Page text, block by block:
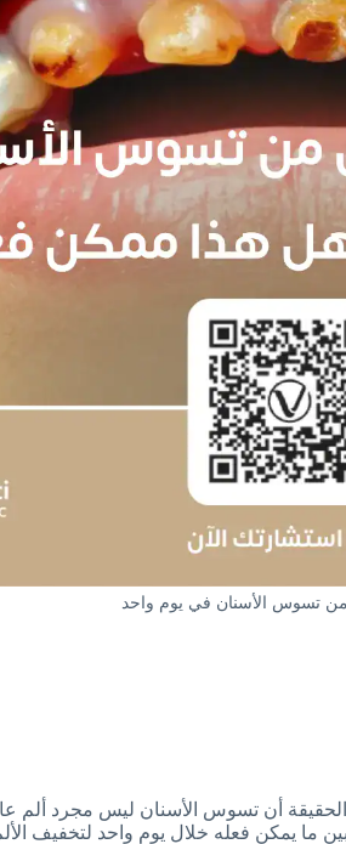
تسوس الأسنان في يوم واحد
أن تسوس الأسنان ليس مجرد ألم
ما يمكن فعله خلال يوم واحد لتخفيف